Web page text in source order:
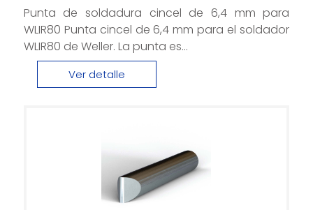
Punta de soldadura cincel de 6,4 mm para
WLIR80 Punta cincel de 6,4 mm para el soldador
WLIR80 de Weller. La punta es...
Ver detalle